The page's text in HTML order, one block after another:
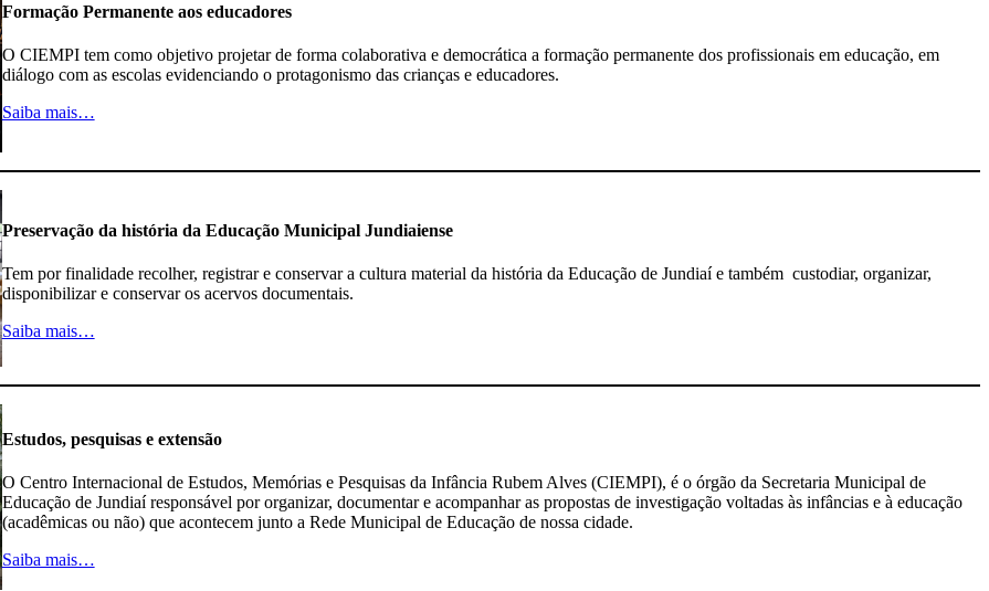
Formação Permanente aos educadores
O CIEMPI tem como objetivo projetar de forma colaborativa e democrática a formação permanente dos profissionais em educação, em
diálogo com as escolas evidenciando o protagonismo das crianças e educadores.
Saiba mais…
Preservação da história da Educação Municipal Jundiaiense
Tem por finalidade recolher, registrar e conservar a cultura material da história da Educação de Jundiaí e também custodiar, organizar,
disponibilizar e conservar os acervos documentais.
Saiba mais…
Estudos, pesquisas e extensão
O Centro Internacional de Estudos, Memórias e Pesquisas da Infância Rubem Alves (CIEMPI), é o órgão da Secretaria Municipal de
Educação de Jundiaí responsável por organizar, documentar e acompanhar as propostas de investigação voltadas às infâncias e à educação
(acadêmicas ou não) que acontecem junto a Rede Municipal de Educação de nossa cidade.
Saiba mais…